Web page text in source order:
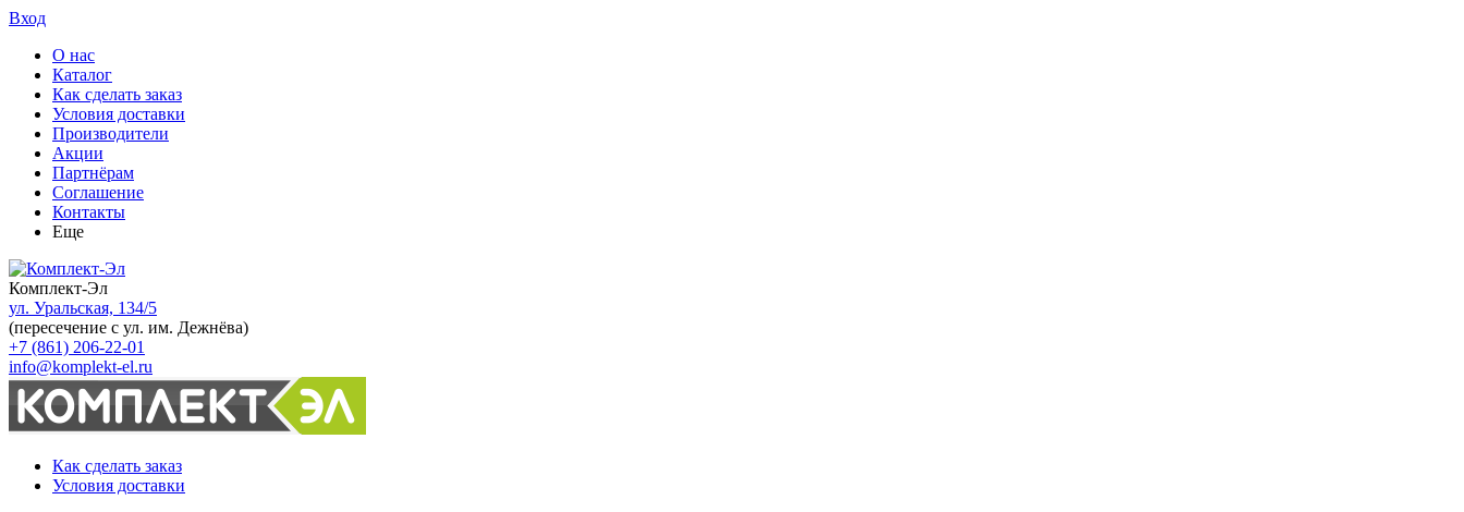
Вход
О нас
Каталог
Как сделать заказ
Условия доставки
Производители
Акции
Партнёрам
Соглашение
Контакты
Еще
Комплект-Эл
ул. Уральская, 134/5
(пересечение с ул. им. Дежнёва)
+7 (861) 206-22-01
info@komplekt-el.ru
Как сделать заказ
Условия доставки